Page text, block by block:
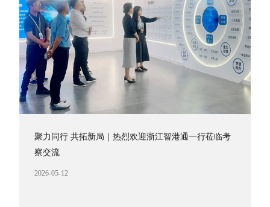
聚力同行 共拓新局｜热烈欢迎浙江智港通一行莅临考
察交流
2026-05-12